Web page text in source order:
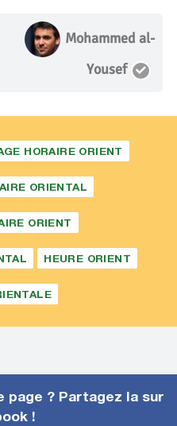
Mohammed al-
Yousef
HORAIRE ORIENT
ORIENTAL
ORIENT
HEURE ORIENT
page ? Partagez la sur
!